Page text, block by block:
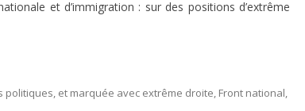
et d’immigration : sur des positions d’extrême
politiques, et marquée avec extrême droite, Front national,